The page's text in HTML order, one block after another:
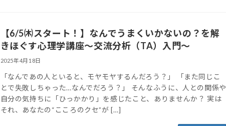
【6/5㈭スタート！】なんでうまくいかないの？を解
きほぐす心理学講座〜交流分析（TA）入門〜
2025年4月18日
「なんであの人といると、モヤモヤするんだろう？」 「また同じこ
とで失敗しちゃった…なんでだろう？」 そんなふうに、人との関係や
自分の気持ちに「ひっかかり」を感じたこと、ありませんか？ 実は
それ、あなたの“こころのクセ”が […]